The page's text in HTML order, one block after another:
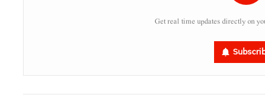
Get real time updates directly on